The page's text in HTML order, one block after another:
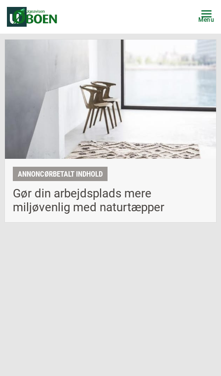
Menu
ANNONCØRBETALT INDHOLD
Gør din arbejdsplads mere
miljøvenlig med naturtæpper